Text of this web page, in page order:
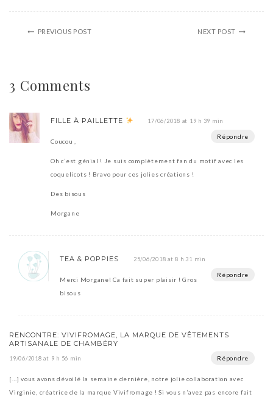
PREVIOUS POST NEXT POST
3 Comments
FILLE À PAILLETTE 17/06/2018 at 19 h 39 min
Répondre
Coucou ,
Oh c’est génial ! Je suis complètement fan du motif avec les
coquelicots ! Bravo pour ces jolies créations !
Des bisous
Morgane
TEA & POPPIES 25/06/2018 at 8 h 31 min
Répondre
Merci Morgane! Ca fait super plaisir ! Gros
bisous
RENCONTRE: VIVIFROMAGE, LA MARQUE DE VÊTEMENTS
ARTISANALE DE CHAMBÉRY
19/06/2018 at 9 h 56 min Répondre
[…] vous avons dévoilé la semaine dernière, notre jolie collaboration avec
Virginie, créatrice de la marque Vivifromage ! Si vous n’avez pas encore fait